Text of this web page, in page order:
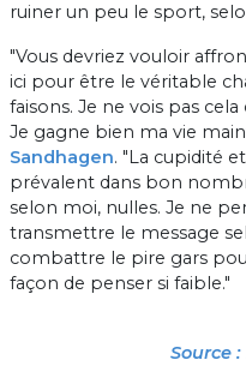
ruiner un peu le sport,
"Vous devriez vouloir
ici pour être le véritable
faisons. Je ne vois pas
Je gagne bien ma vie
Sandhagen. "La cupidité
prévalent dans bon
selon moi, nulles. Je ne
transmettre le message
combattre le pire gars
façon de penser si faible."
Source :